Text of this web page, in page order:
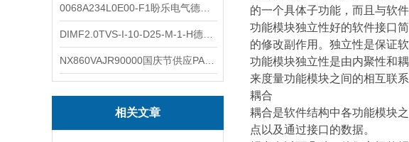
相关文章
的一个具体子功能，而且与软
功能模块独立性好的软件接口
的修改副作用。独立性是保证
功能模块独立性是由内聚性和
来度量功能模块之间的相互联系
耦合
耦合是软件结构中各功能模块
点以及通过接口的数据。